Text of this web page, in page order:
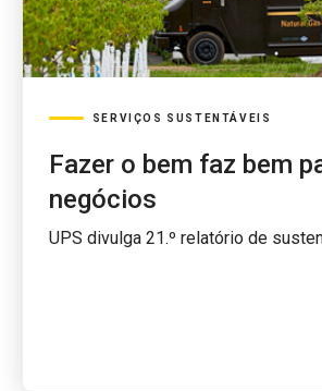
SERVIÇOS SUSTENTÁVEIS
Fazer o bem faz bem
negócios
UPS divulga 21.º relatório de